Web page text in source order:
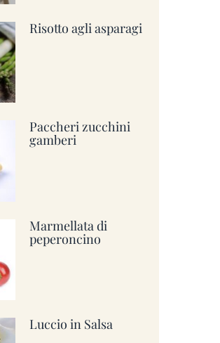
Risotto agli asparagi
Paccheri zucchini
gamberi
Marmellata di
peperoncino
Luccio in Salsa